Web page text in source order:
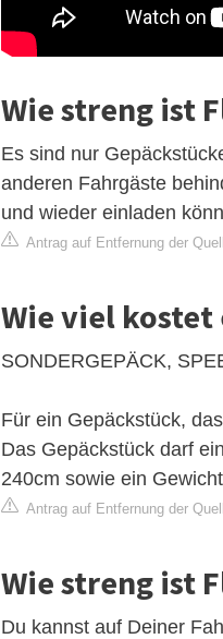
Wie streng ist
Es sind nur
anderen Fahrgäste
und wieder einladen
Antrag auf Entfernung der
Wie viel kostet
SONDERGEPÄCK,
Für ein Gepäckstück,
Das Gepäckstück darf
240cm sowie ein
Antrag auf Entfernung der
Wie streng ist
Du kannst auf Deiner